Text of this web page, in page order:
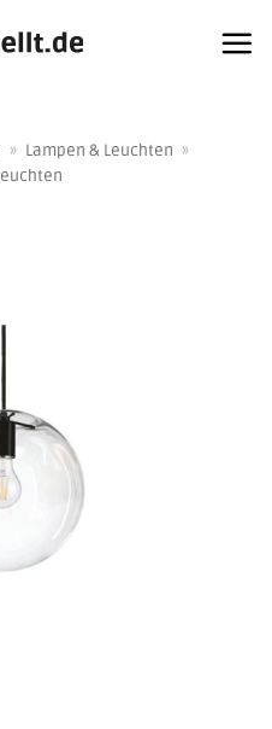
» Lampen & Leuchten »